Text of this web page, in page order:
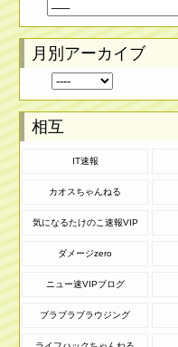
月別アーカイブ
相互
IT速報
カオスちゃんねる
気になるたけのこ速報VIP
ダメージzero
ニュー速VIPブログ
ブラブラブラウジング